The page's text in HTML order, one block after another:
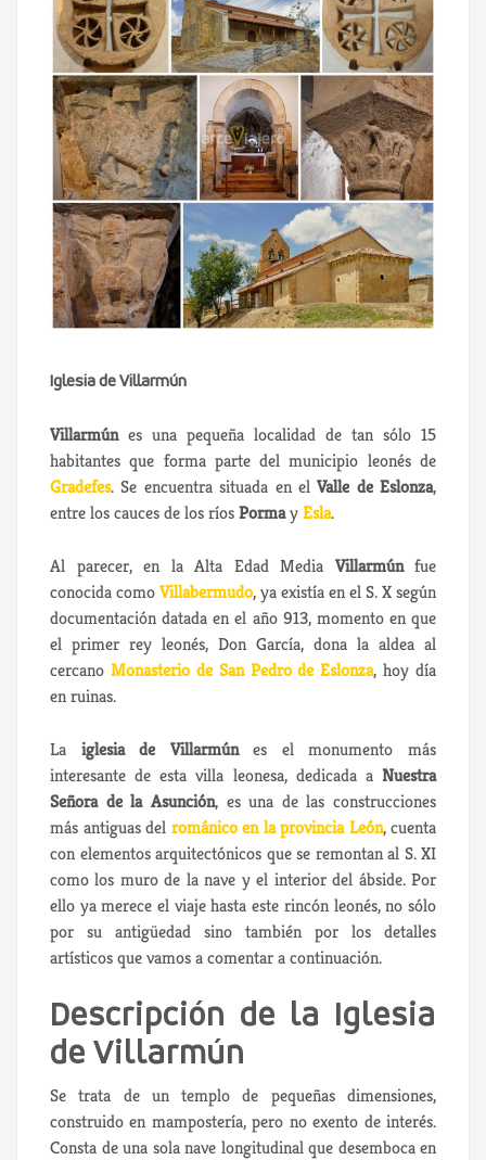
Iglesia de Villarmún
Villarmúnes una pequeña localidad de tan sólo 15
habitantes que forma parte del municipio leonés de
Gradefes. Se encuentra situada en elValle de Eslonza,
entre los cauces de los ríosPormayEsla.
Al parecer, en la Alta Edad Media Villarmúnfue
conocida comoVillabermudo, ya existía en el S. X según
documentación datada en el año 913, momento en que
el primer rey leonés, Don García, dona la aldea al
cercano Monasterio de San Pedro de Eslonza, hoy día
en ruinas.
La iglesia de Villarmúnes el monumento más
interesante de esta villa leonesa, dedicada a Nuestra
Señora de la Asunción, es una de las construcciones
más antiguas del románico en la provincia León, cuenta
con elementos arquitectónicos que se remontan al S. XI
como los muro de la nave y el interior del ábside. Por
ello ya merece el viaje hasta este rincón leonés, no sólo
por su antigüedad sino también por los detalles
artísticos que vamos a comentar a continuación.
Descripción de la Iglesia
de Villarmún
Se trata de un templo de pequeñas dimensiones,
construido en mampostería, pero no exento de interés.
Consta de una sola nave longitudinal que desemboca en